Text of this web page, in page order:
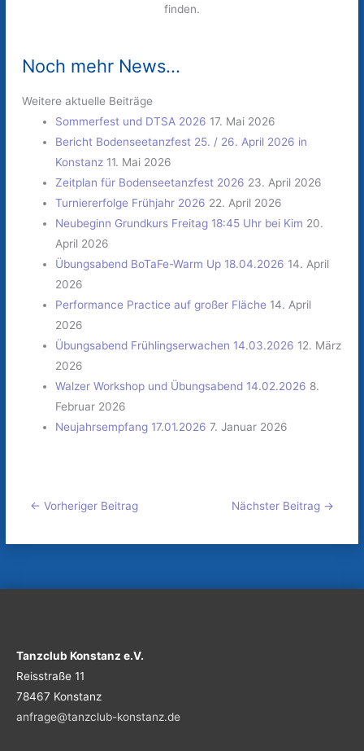
finden.
Noch mehr News...
Weitere aktuelle Beiträge
Sommerfest und DTSA 2026 17. Mai 2026
Bericht Bodenseetanzfest 25. / 26. April 2026 in
Konstanz 11. Mai 2026
Zeitplan für Bodenseetanzfest 2026 23. April 2026
Turniererfolge Frühjahr 2026 22. April 2026
Neubeginn Grundkurs Freitag 18:45 Uhr bei Kim 20.
April 2026
Übungsabend BoTaFe-Warm Up 18.04.2026 14. April
2026
Performance Practice auf großer Fläche 14. April
2026
Übungsabend Frühlingserwachen 14.03.2026 12. März
2026
Walzer Workshop und Übungsabend 14.02.2026 8.
Februar 2026
Neujahrsempfang 17.01.2026 7. Januar 2026
← Vorheriger Beitrag Nächster Beitrag →
Tanzclub Konstanz e.V.
Reisstraße 11
78467 Konstanz
anfrage@tanzclub-konstanz.de